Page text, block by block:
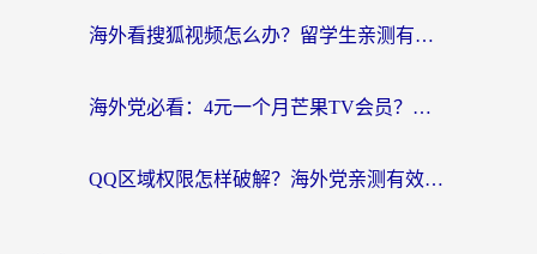
海外看搜狐视频怎么办？留学生亲测有效的回国加速器选择指南
海外党必看：4元一个月芒果TV会员？选对回国加速器就能实现！
QQ区域权限怎样破解？海外党亲测有效的回国加速方案（附看剧看电影神器推荐）